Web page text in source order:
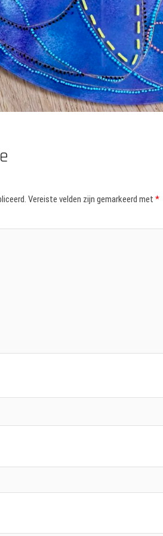
Vereiste velden zijn gemarkeerd met *